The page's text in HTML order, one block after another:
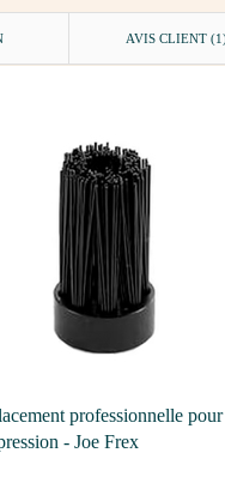
AVIS CLIENT
professionnelle pour
- Joe Frex